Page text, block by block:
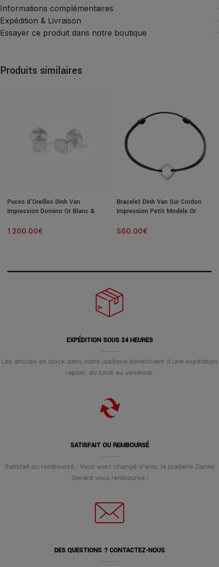
Informations complémentaires
Expédition & Livraison
Essayer ce produit dans notre boutique
Produits similaires
Puces d’Oreilles Dinh Van
Impression Domino Or Blanc &
1 200.00€
Bracelet Dinh Van Sur Cordon
Impression Petit Modèle Or
560.00€
EXPÉDITION SOUS 24 HEURES
Les articles en stock dans notre joaillerie bénéficient d'une expédition
rapide, du lundi au vendredi.
SATISFAIT OU REMBOURSÉ
Satisfait ou remboursé : Vous avez changé d'avis, la joaillerie Daniel
Gerard vous rembourse !
DES QUESTIONS ? CONTACTEZ-NOUS